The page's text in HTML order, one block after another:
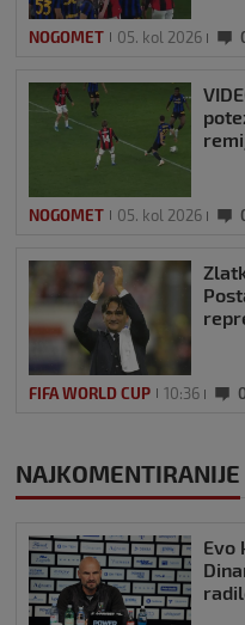
NOGOMET 05. kol 2026
NOGOMET 05. kol 2026
FIFA WORLD CUP 10:36
NAJKOMENTIRANIJE
Evo